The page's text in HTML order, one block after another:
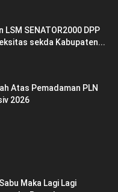
LSM SENATOR2000 DPP
sekda Kabupaten...
Atas Pemadaman PLN
2026
Maka Lagi Lagi